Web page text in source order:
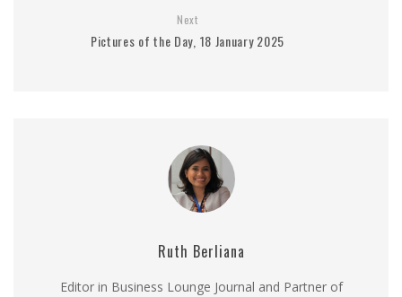
Next
Pictures of the Day, 18 January 2025
Ruth Berliana
Editor in Business Lounge Journal and Partner of